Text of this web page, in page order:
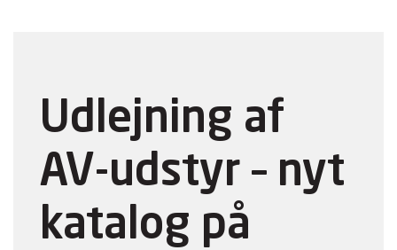
Udlejning af
AV-udstyr – nyt
katalog på